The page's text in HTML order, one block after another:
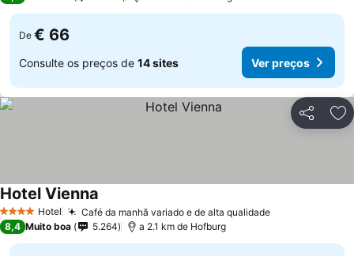
De € 66
Consulte os preços de 14 sites Ver preços
Partilhar
4 EstrelasHotel Café da manhã variado e de alta qualidade
Hotel Vienna
8,4 Muito boa 5.264 a 2.1 km de Hofburg